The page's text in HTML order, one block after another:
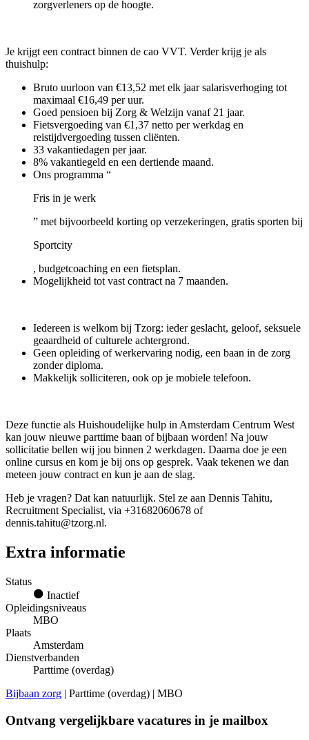
zorgverleners op de hoogte.
Je krijgt een contract binnen de cao VVT. Verder krijg je als
thuishulp:
Bruto uurloon van €13,52 met elk jaar salarisverhoging tot
maximaal €16,49 per uur.
Goed pensioen bij Zorg & Welzijn vanaf 21 jaar.
Fietsvergoeding van €1,37 netto per werkdag en
reistijdvergoeding tussen cliënten.
33 vakantiedagen per jaar.
8% vakantiegeld en een dertiende maand.
Ons programma “
Fris in je werk
” met bijvoorbeeld korting op verzekeringen, gratis sporten bij
Sportcity
, budgetcoaching en een fietsplan.
Mogelijkheid tot vast contract na 7 maanden.
Iedereen is welkom bij Tzorg: ieder geslacht, geloof, seksuele
geaardheid of culturele achtergrond.
Geen opleiding of werkervaring nodig, een baan in de zorg
zonder diploma.
Makkelijk solliciteren, ook op je mobiele telefoon.
Deze functie als Huishoudelijke hulp in Amsterdam Centrum West
kan jouw nieuwe parttime baan of bijbaan worden! Na jouw
sollicitatie bellen wij jou binnen 2 werkdagen. Daarna doe je een
online cursus en kom je bij ons op gesprek. Vaak tekenen we dan
meteen jouw contract en kun je aan de slag.
Heb je vragen? Dat kan natuurlijk. Stel ze aan Dennis Tahitu,
Recruitment Specialist, via +31682060678 of
dennis.tahitu@tzorg.nl.
Extra informatie
Status
Inactief
Opleidingsniveaus
MBO
Plaats
Amsterdam
Dienstverbanden
Parttime (overdag)
Bijbaan zorg | Parttime (overdag) | MBO
Ontvang vergelijkbare vacatures in je mailbox